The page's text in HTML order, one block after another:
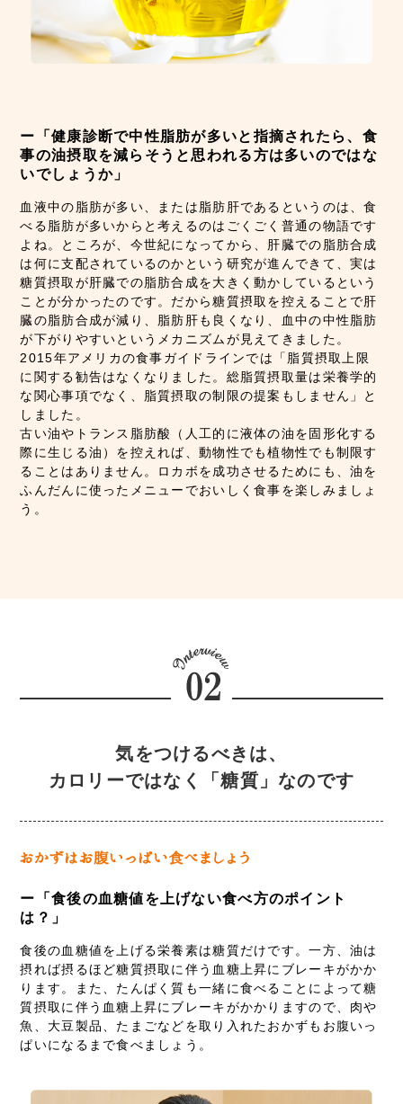
ー「健康診断で中性脂肪が多いと指摘されたら、食
事の油摂取を減らそうと思われる方は多いのではな
いでしょうか」
血液中の脂肪が多い、または脂肪肝であるというのは、食
べる脂肪が多いからと考えるのはごくごく普通の物語です
よね。ところが、今世紀になってから、肝臓での脂肪合成
は何に支配されているのかという研究が進んできて、実は
糖質摂取が肝臓での脂肪合成を大きく動かしているという
ことが分かったのです。だから糖質摂取を控えることで肝
臓の脂肪合成が減り、脂肪肝も良くなり、血中の中性脂肪
が下がりやすいというメカニズムが見えてきました。
2015年アメリカの食事ガイドラインでは「脂質摂取上限
に関する勧告はなくなりました。総脂質摂取量は栄養学的
な関心事項でなく、脂質摂取の制限の提案もしません」と
しました。
古い油やトランス脂肪酸（人工的に液体の油を固形化する
際に生じる油）を控えれば、動物性でも植物性でも制限す
ることはありません。ロカボを成功させるためにも、油を
ふんだんに使ったメニューでおいしく食事を楽しみましょ
う。
気をつけるべきは、
カロリーではなく「糖質」なのです
ー「食後の血糖値を上げない食べ方のポイント
は？」
食後の血糖値を上げる栄養素は糖質だけです。一方、油は
摂れば摂るほど糖質摂取に伴う血糖上昇にブレーキがかか
ります。また、たんぱく質も一緒に食べることによって糖
質摂取に伴う血糖上昇にブレーキがかかりますので、肉や
魚、大豆製品、たまごなどを取り入れたおかずもお腹いっ
ぱいになるまで食べましょう。